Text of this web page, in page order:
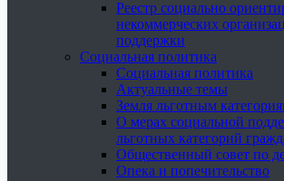
Реестр социально
некоммерческих
поддержки
Социальная политика
Социальная политика
Актуальные темы
Земля льготным
О мерах социальной
льготных категорий
Общественный совет по
Опека и попечительство